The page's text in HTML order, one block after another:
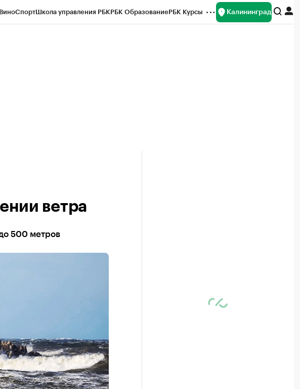
СпортШкола управления РБКРБК ОбразованиеРБК Курсы Калининград
ветра
500 метров